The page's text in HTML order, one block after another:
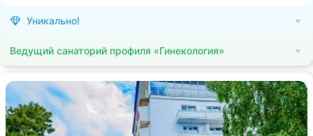
Уникально!
Ведущий санаторий профиля «Гинекология»